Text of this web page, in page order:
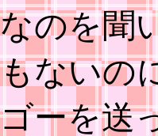
なのを聞
もないの
ゴーを送